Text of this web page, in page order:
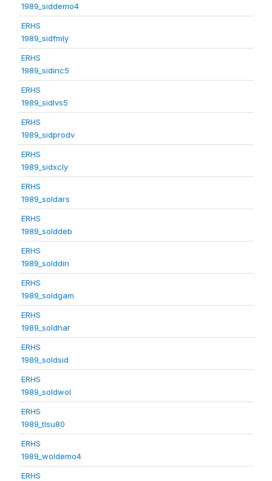
1989_siddemo4
ERHS
1989_sidfmly
ERHS
1989_sidinc5
ERHS
1989_sidlvs5
ERHS
1989_sidprodv
ERHS
1989_sidxcly
ERHS
1989_soldars
ERHS
1989_solddeb
ERHS
1989_solddin
ERHS
1989_soldgam
ERHS
1989_soldhar
ERHS
1989_soldsid
ERHS
1989_soldwol
ERHS
1989_tlsu80
ERHS
1989_woldemo4
ERHS